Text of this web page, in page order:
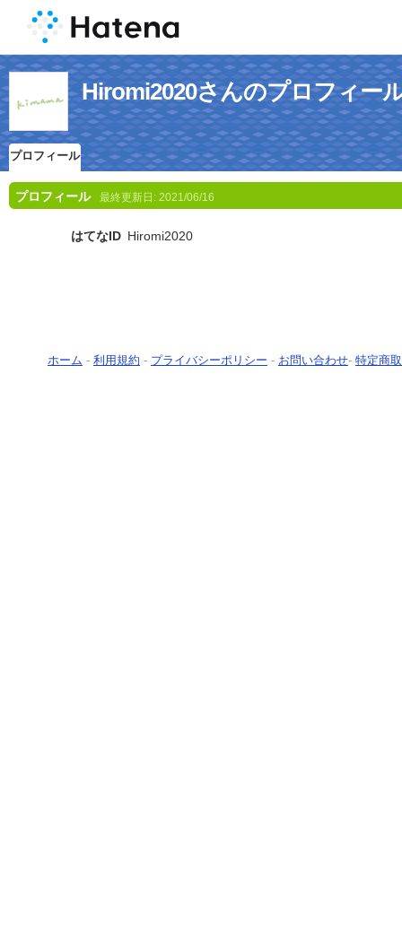
Hiromi2020さんのプロフィー
プロフィール
プロフィール 最終更新日: 2021/06/16
はてなID Hiromi2020
ホーム - 利用規約 - プライバシーポリシー - お問い合わせ- 特定商